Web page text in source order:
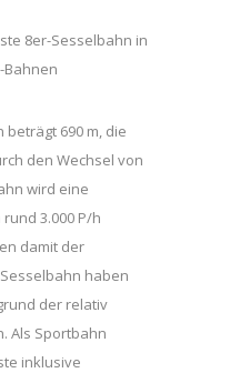
8er-Sesselbahn in
Bahnen
beträgt 690 m, die
den Wechsel von
wird eine
3.000 P/h
damit der
haben
der relativ
Als Sportbahn
inklusive